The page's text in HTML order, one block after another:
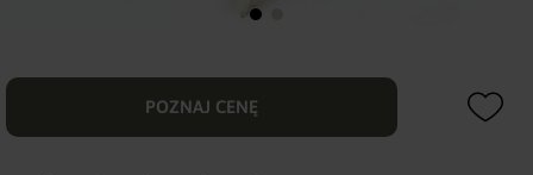
POZNAJ CENĘ